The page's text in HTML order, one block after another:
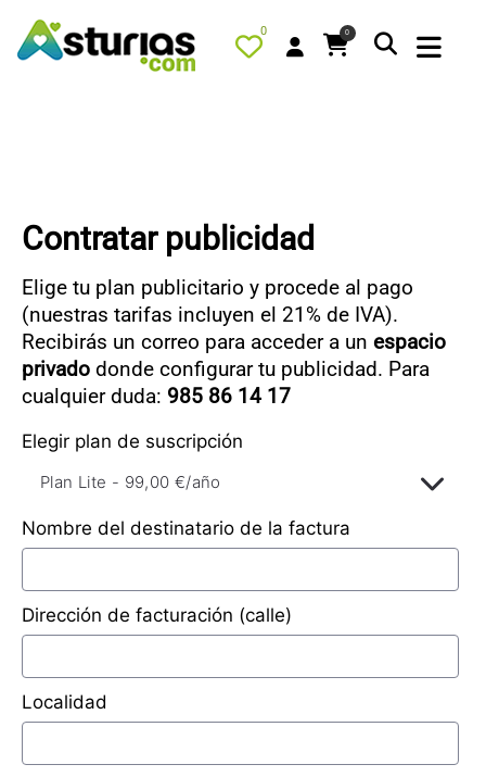
0 0
QUÉ HACER
ALOJAMIENTOS
RESTAURANTES
TURISMO ACTIVO
TIENDA
CONTACTO
Contratar publicidad
Elige tu plan publicitario y procede al pago
(nuestras tarifas incluyen el 21% de IVA).
Recibirás un correo para acceder a un espacio
privado donde configurar tu publicidad. Para
cualquier duda: 985 86 14 17
Elegir plan de suscripción
Nombre del destinatario de la factura
Dirección de facturación (calle)
Localidad